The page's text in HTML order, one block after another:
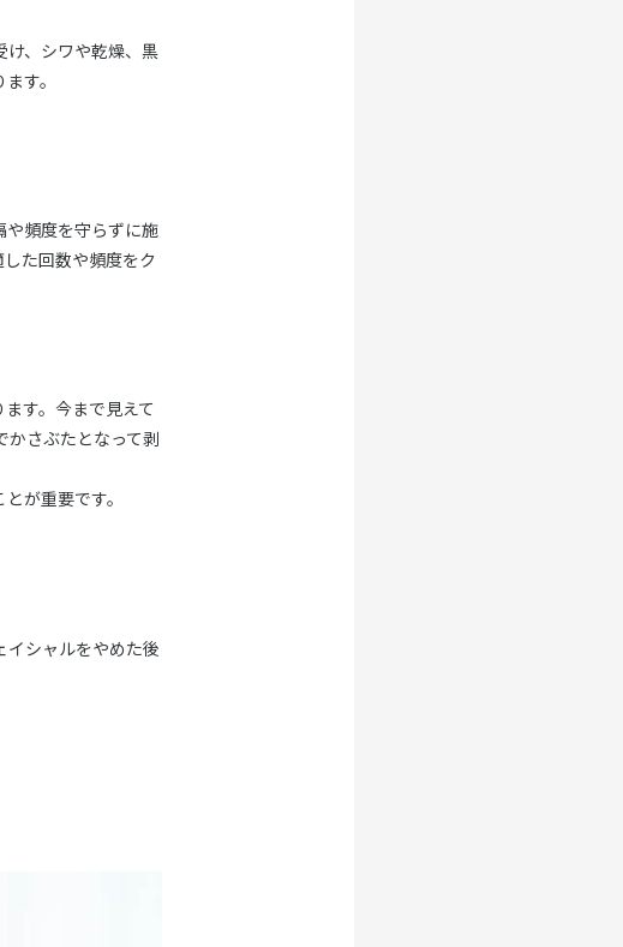
け、シワや乾燥、黒
す。
や頻度を守らずに施
た回数や頻度をク
す。今まで見えて
かさぶたとなって剥
が重要です。
イシャルをやめた後